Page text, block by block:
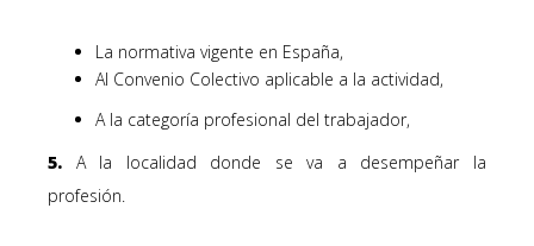
La normativa vigente en España,
Al Convenio Colectivo aplicable a la actividad,
A la categoría profesional del trabajador,
5. A la localidad donde se va a desempeñar la
profesión.